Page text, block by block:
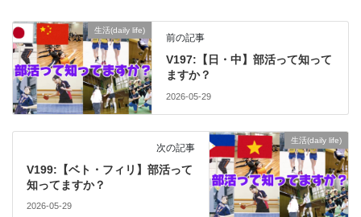
生活(daily life)
前の記事
V197:【日・中】部活って知って
ますか？
2026-05-29
生活(daily life)
次の記事
V199:【ベト・フィリ】部活って
知ってますか？
2026-05-29